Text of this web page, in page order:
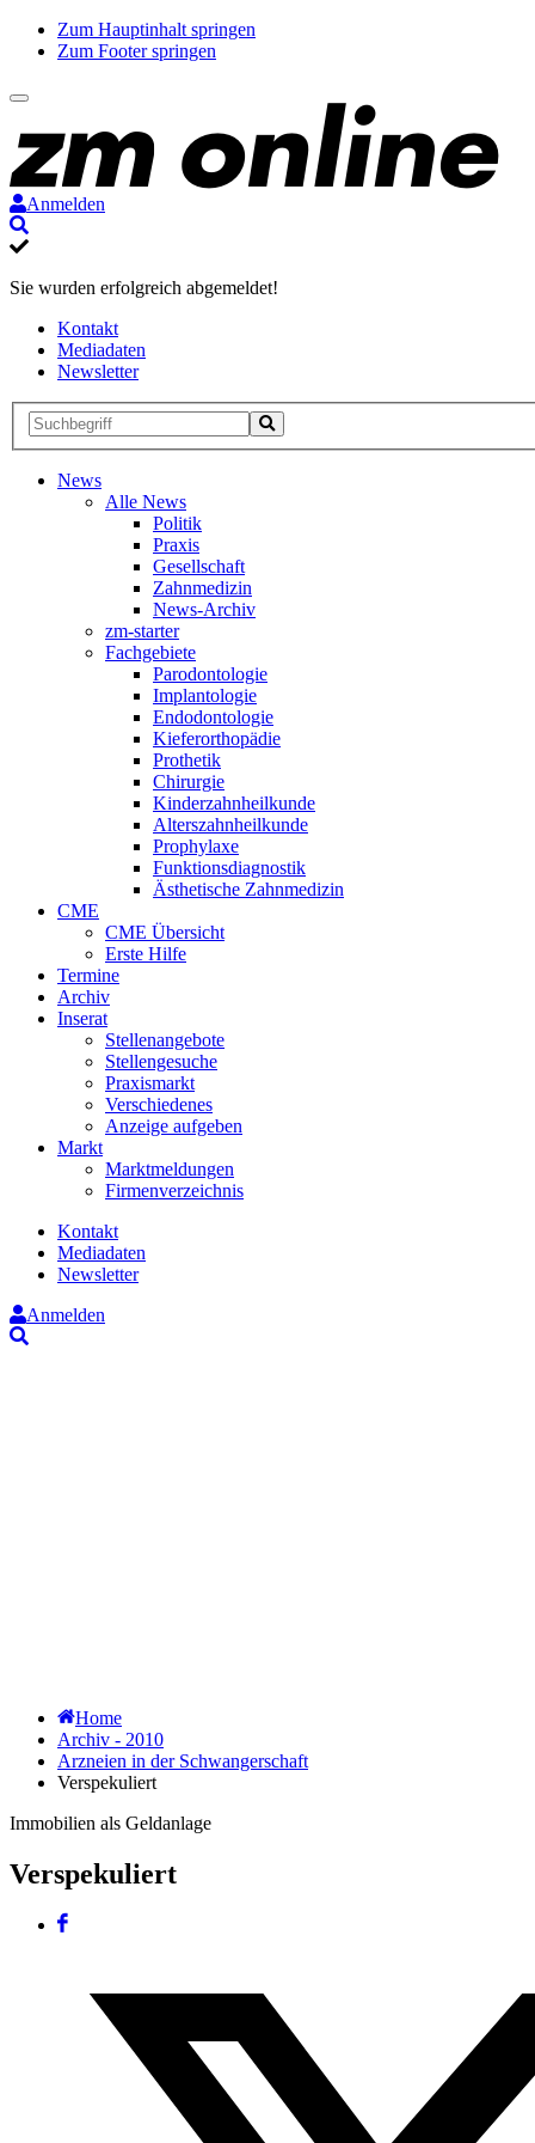
Zum Hauptinhalt springen
Zum Footer springen
Anmelden
Sie wurden erfolgreich abgemeldet!
Kontakt
Mediadaten
Newsletter
Suche
Suche
starten
News
Alle News
Politik
Praxis
Gesellschaft
Zahnmedizin
News-Archiv
zm-starter
Fachgebiete
Parodontologie
Implantologie
Endodontologie
Kieferorthopädie
Prothetik
Chirurgie
Kinderzahnheilkunde
Alterszahnheilkunde
Prophylaxe
Funktionsdiagnostik
Ästhetische Zahnmedizin
CME
CME Übersicht
Erste Hilfe
Termine
Archiv
Inserat
Stellenangebote
Stellengesuche
Praxismarkt
Verschiedenes
Anzeige aufgeben
Markt
Marktmeldungen
Firmenverzeichnis
Kontakt
Mediadaten
Newsletter
Anmelden
Home
Archiv - 2010
Arzneien in der Schwangerschaft
Verspekuliert
Immobilien als Geldanlage
Verspekuliert